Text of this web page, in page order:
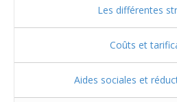
Les différentes
Coûts et
Aides sociales et